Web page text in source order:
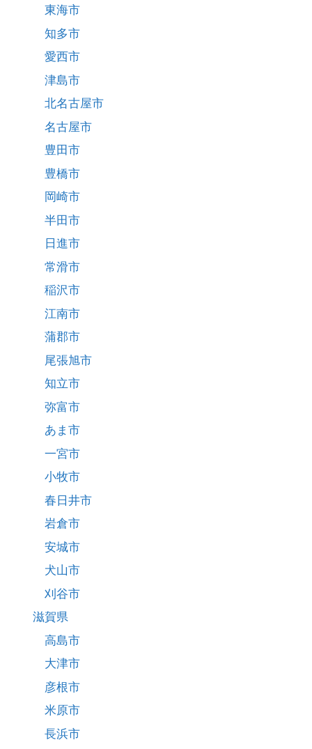
東海市
知多市
愛西市
津島市
北名古屋市
名古屋市
豊田市
豊橋市
岡崎市
半田市
日進市
常滑市
稲沢市
江南市
蒲郡市
尾張旭市
知立市
弥富市
あま市
一宮市
小牧市
春日井市
岩倉市
安城市
犬山市
刈谷市
滋賀県
高島市
大津市
彦根市
米原市
長浜市